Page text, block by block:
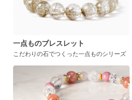
一点ものブレスレット
こだわりの石でつくった一点ものシリーズ